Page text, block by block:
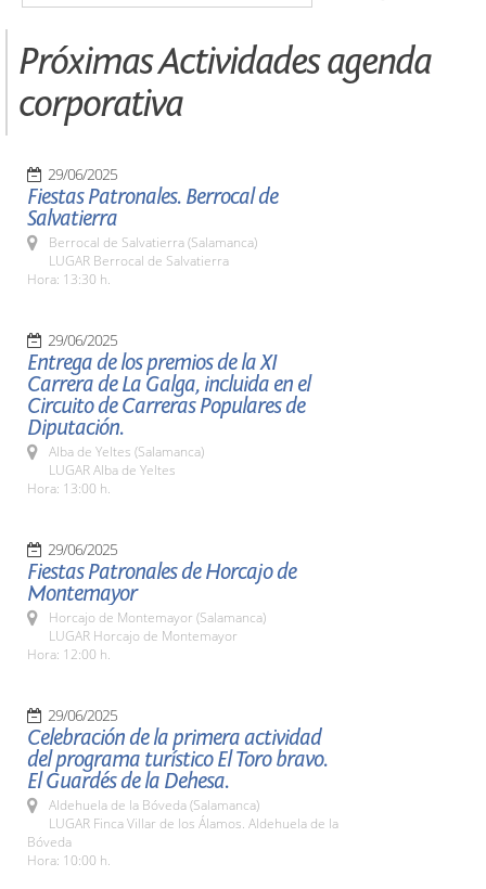
Próximas Actividades agenda
corporativa
29/06/2025
Fiestas Patronales. Berrocal de
Salvatierra
Berrocal de Salvatierra (Salamanca)
LUGAR Berrocal de Salvatierra
Hora: 13:30 h.
29/06/2025
Entrega de los premios de la XI
Carrera de La Galga, incluida en el
Circuito de Carreras Populares de
Diputación.
Alba de Yeltes (Salamanca)
LUGAR Alba de Yeltes
Hora: 13:00 h.
29/06/2025
Fiestas Patronales de Horcajo de
Montemayor
Horcajo de Montemayor (Salamanca)
LUGAR Horcajo de Montemayor
Hora: 12:00 h.
29/06/2025
Celebración de la primera actividad
del programa turístico El Toro bravo.
El Guardés de la Dehesa.
Aldehuela de la Bóveda (Salamanca)
LUGAR Finca Villar de los Álamos. Aldehuela de la
Bóveda
Hora: 10:00 h.